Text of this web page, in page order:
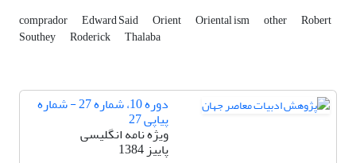
comprador Edward Said Orient Oriental ism other Robert
Southey Roderick Thalaba
دوره 10، شماره 27 - شماره
پیاپی 27
ویژه نامه انگلیسی
پاییز 1384